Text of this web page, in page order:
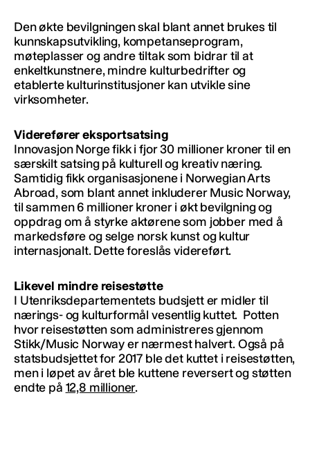
Den økte bevilgningen skal blant annet brukes til
kunnskapsutvikling, kompetanseprogram,
møteplasser og andre tiltak som bidrar til at
enkeltkunstnere, mindre kulturbedrifter og
etablerte kulturinstitusjoner kan utvikle sine
virksomheter.
Viderefører eksportsatsing
Innovasjon Norge fikk i fjor 30 millioner kroner til en
særskilt satsing på kulturell og kreativ næring.
Samtidig fikk organisasjonene i Norwegian Arts
Abroad, som blant annet inkluderer Music Norway,
til sammen 6 millioner kroner i økt bevilgning og
oppdrag om å styrke aktørene som jobber med å
markedsføre og selge norsk kunst og kultur
internasjonalt. Dette foreslås videreført.
Likevel mindre reisestøtte
I Utenriksdepartementets budsjett er midler til
nærings- og kulturformål vesentlig kuttet. Potten
hvor reisestøtten som administreres gjennom
Stikk/Music Norway er nærmest halvert. Også på
statsbudsjettet for 2017 ble det kuttet i reisestøtten,
men i løpet av året ble kuttene reversert og støtten
endte på 12,8 millioner.